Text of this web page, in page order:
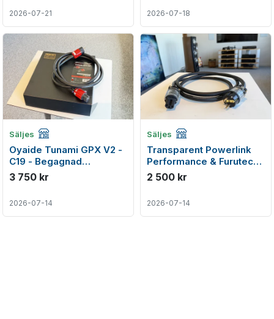
2026-07-21 2026-07-18
Säljes Företagsannons
Oyaide Tunami GPX V2 -
C19 - Begagnad
strömkabel
3 750 kr
2026-07-14
Säljes Företagsannons
Transparent Powerlink
Performance & Furutech
- Begagnad strömkabel
2 500 kr
2026-07-14